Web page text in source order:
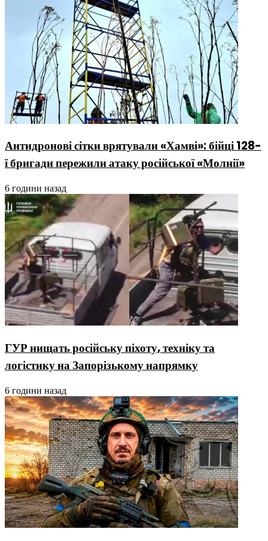
Антидронові сітки врятували «Хамві»: бійці 128-
ї бригади пережили атаку російської «Молнії»
6 години назад
ГУР нищать російську піхоту, техніку та
логістику на Запорізькому напрямку
6 години назад